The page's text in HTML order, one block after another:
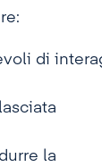
di
la